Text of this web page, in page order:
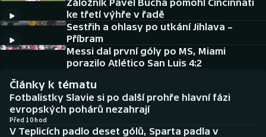
DALŠÍ SPORTY
Americký fotbal
Baseball a softbal
Basketbal
Biatlon
NEPŘEHLÉDNĚTE
Historické návraty
Aplikace ČT sport
Záložník Pavel Bucha pomohl Cincinnati
ke třetí výhře v řadě
Sestřih a ohlasy po utkání Jihlava –
Příbram
Messi dal první góly po MS, Miami
porazilo Atlético San Luis 4:2
Články k tématu
Fotbalistky Slavie si po další prohře hlavní fázi
evropských pohárů nezahrají
Před 10 hod
V Teplicích padlo deset gólů, Sparta padla v